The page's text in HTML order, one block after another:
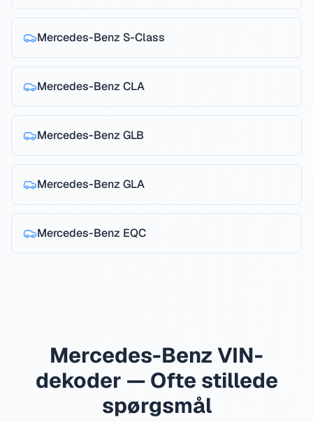
Mercedes-Benz S-Class
Mercedes-Benz CLA
Mercedes-Benz GLB
Mercedes-Benz GLA
Mercedes-Benz EQC
Mercedes-Benz VIN-
dekoder — Ofte stillede
spørgsmål